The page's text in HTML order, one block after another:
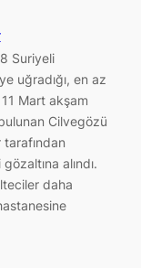
Suriyeli
uğradığı, en az
Mart akşam
Cilvegözü
alındı.
daha